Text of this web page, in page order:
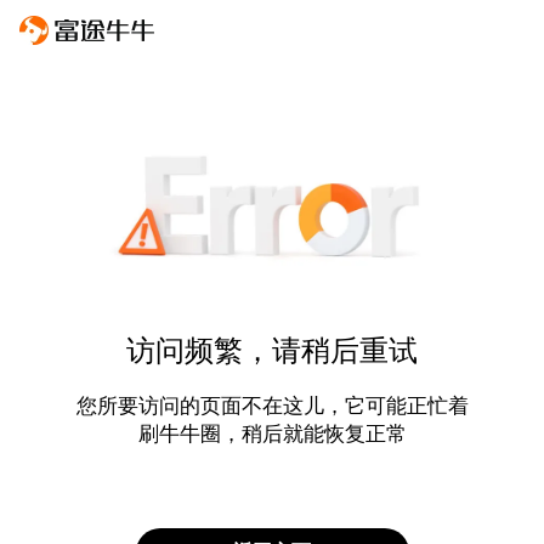
访问频繁，请稍后重试
您所要访问的页面不在这儿，它可能正忙着
刷牛牛圈，稍后就能恢复正常